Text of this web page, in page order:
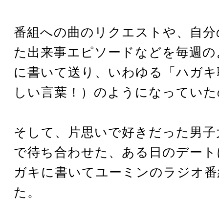
番組への曲のリクエストや、自
た出来事エピソードなどを毎週
に書いて送り、いわゆる「ハガ
しい言葉！）のようになってい
そして、片思いで好きだった男
で待ち合わせた、ある日のデー
ガキに書いてユーミンのラジオ
た。